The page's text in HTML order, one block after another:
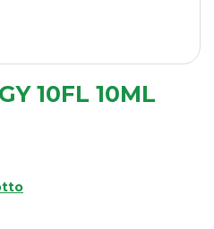
10FL 10ML